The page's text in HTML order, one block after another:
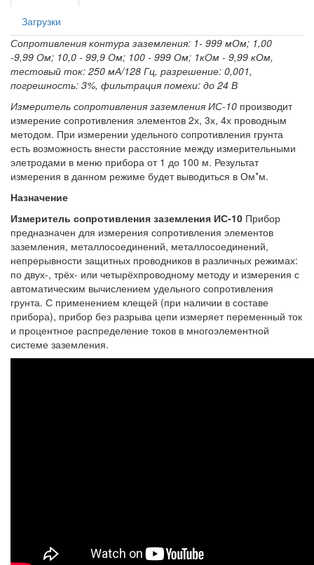
Загрузки
Сопротивления контура заземления: 1- 999 мОм; 1,00
-9,99 Ом; 10,0 - 99,9 Ом; 100 - 999 Ом; 1кОм - 9,99 кОм,
тестовый ток: 250 мА/128 Гц, разрешение: 0,001,
погрешность: 3%, фильтрация помехи: до 24 В
Измеритель сопротивления заземления ИС-10 производит
измерение сопротивления элементов 2х, 3х, 4х проводным
методом. При измерении удельного сопротивления грунта
есть возможность внести расстояние между измерительными
элетродами в меню прибора от 1 до 100 м. Результат
измерения в данном режиме будет выводиться в Ом*м.
Назначение
Измеритель сопротивления заземления ИС-10 Прибор
предназначен для измерения сопротивления элементов
заземления, металлосоединений, металлосоединений,
непрерывности защитных проводников в различных режимах:
по двух-, трёх- или четырёхпроводному методу и измерения с
автоматическим вычислением удельного сопротивления
грунта. С применением клещей (при наличии в составе
прибора), прибор без разрыва цепи измеряет переменный ток
и процентное распределение токов в многоэлементной
системе заземления.